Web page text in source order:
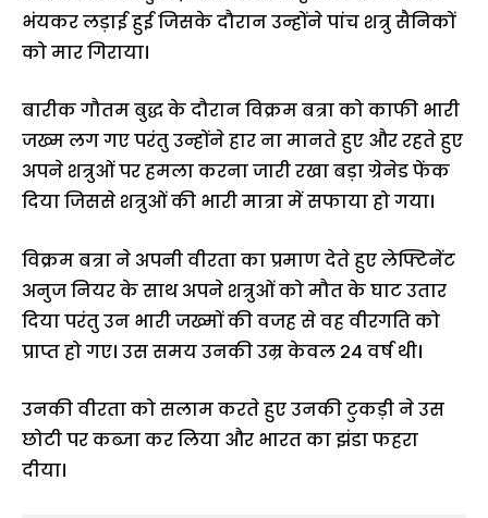
भंयकर लड़ाई हुई जिसके दौरान उन्होंने पांच शत्रु सैनिकों
को मार गिराया।
बारीक गौतम बुद्ध के दौरान विक्रम बत्रा को काफी भारी
जख्म लग गए परंतु उन्होंने हार ना मानते हुए और रहते हुए
अपने शत्रुओं पर हमला करना जारी रखा बड़ा ग्रेनेड फेंक
दिया जिससे शत्रुओं की भारी मात्रा में सफाया हो गया।
विक्रम बत्रा ने अपनी वीरता का प्रमाण देते हुए लेफ्टिनेंट
अनुज नियर के साथ अपने शत्रुओं को मौत के घाट उतार
दिया परंतु उन भारी जख्मों की वजह से वह वीरगति को
प्राप्त हो गए। उस समय उनकी उम्र केवल 24 वर्ष थी।
उनकी वीरता को सलाम करते हुए उनकी टुकड़ी ने उस
छोटी पर कब्जा कर लिया और भारत का झंडा फहरा
दीया।